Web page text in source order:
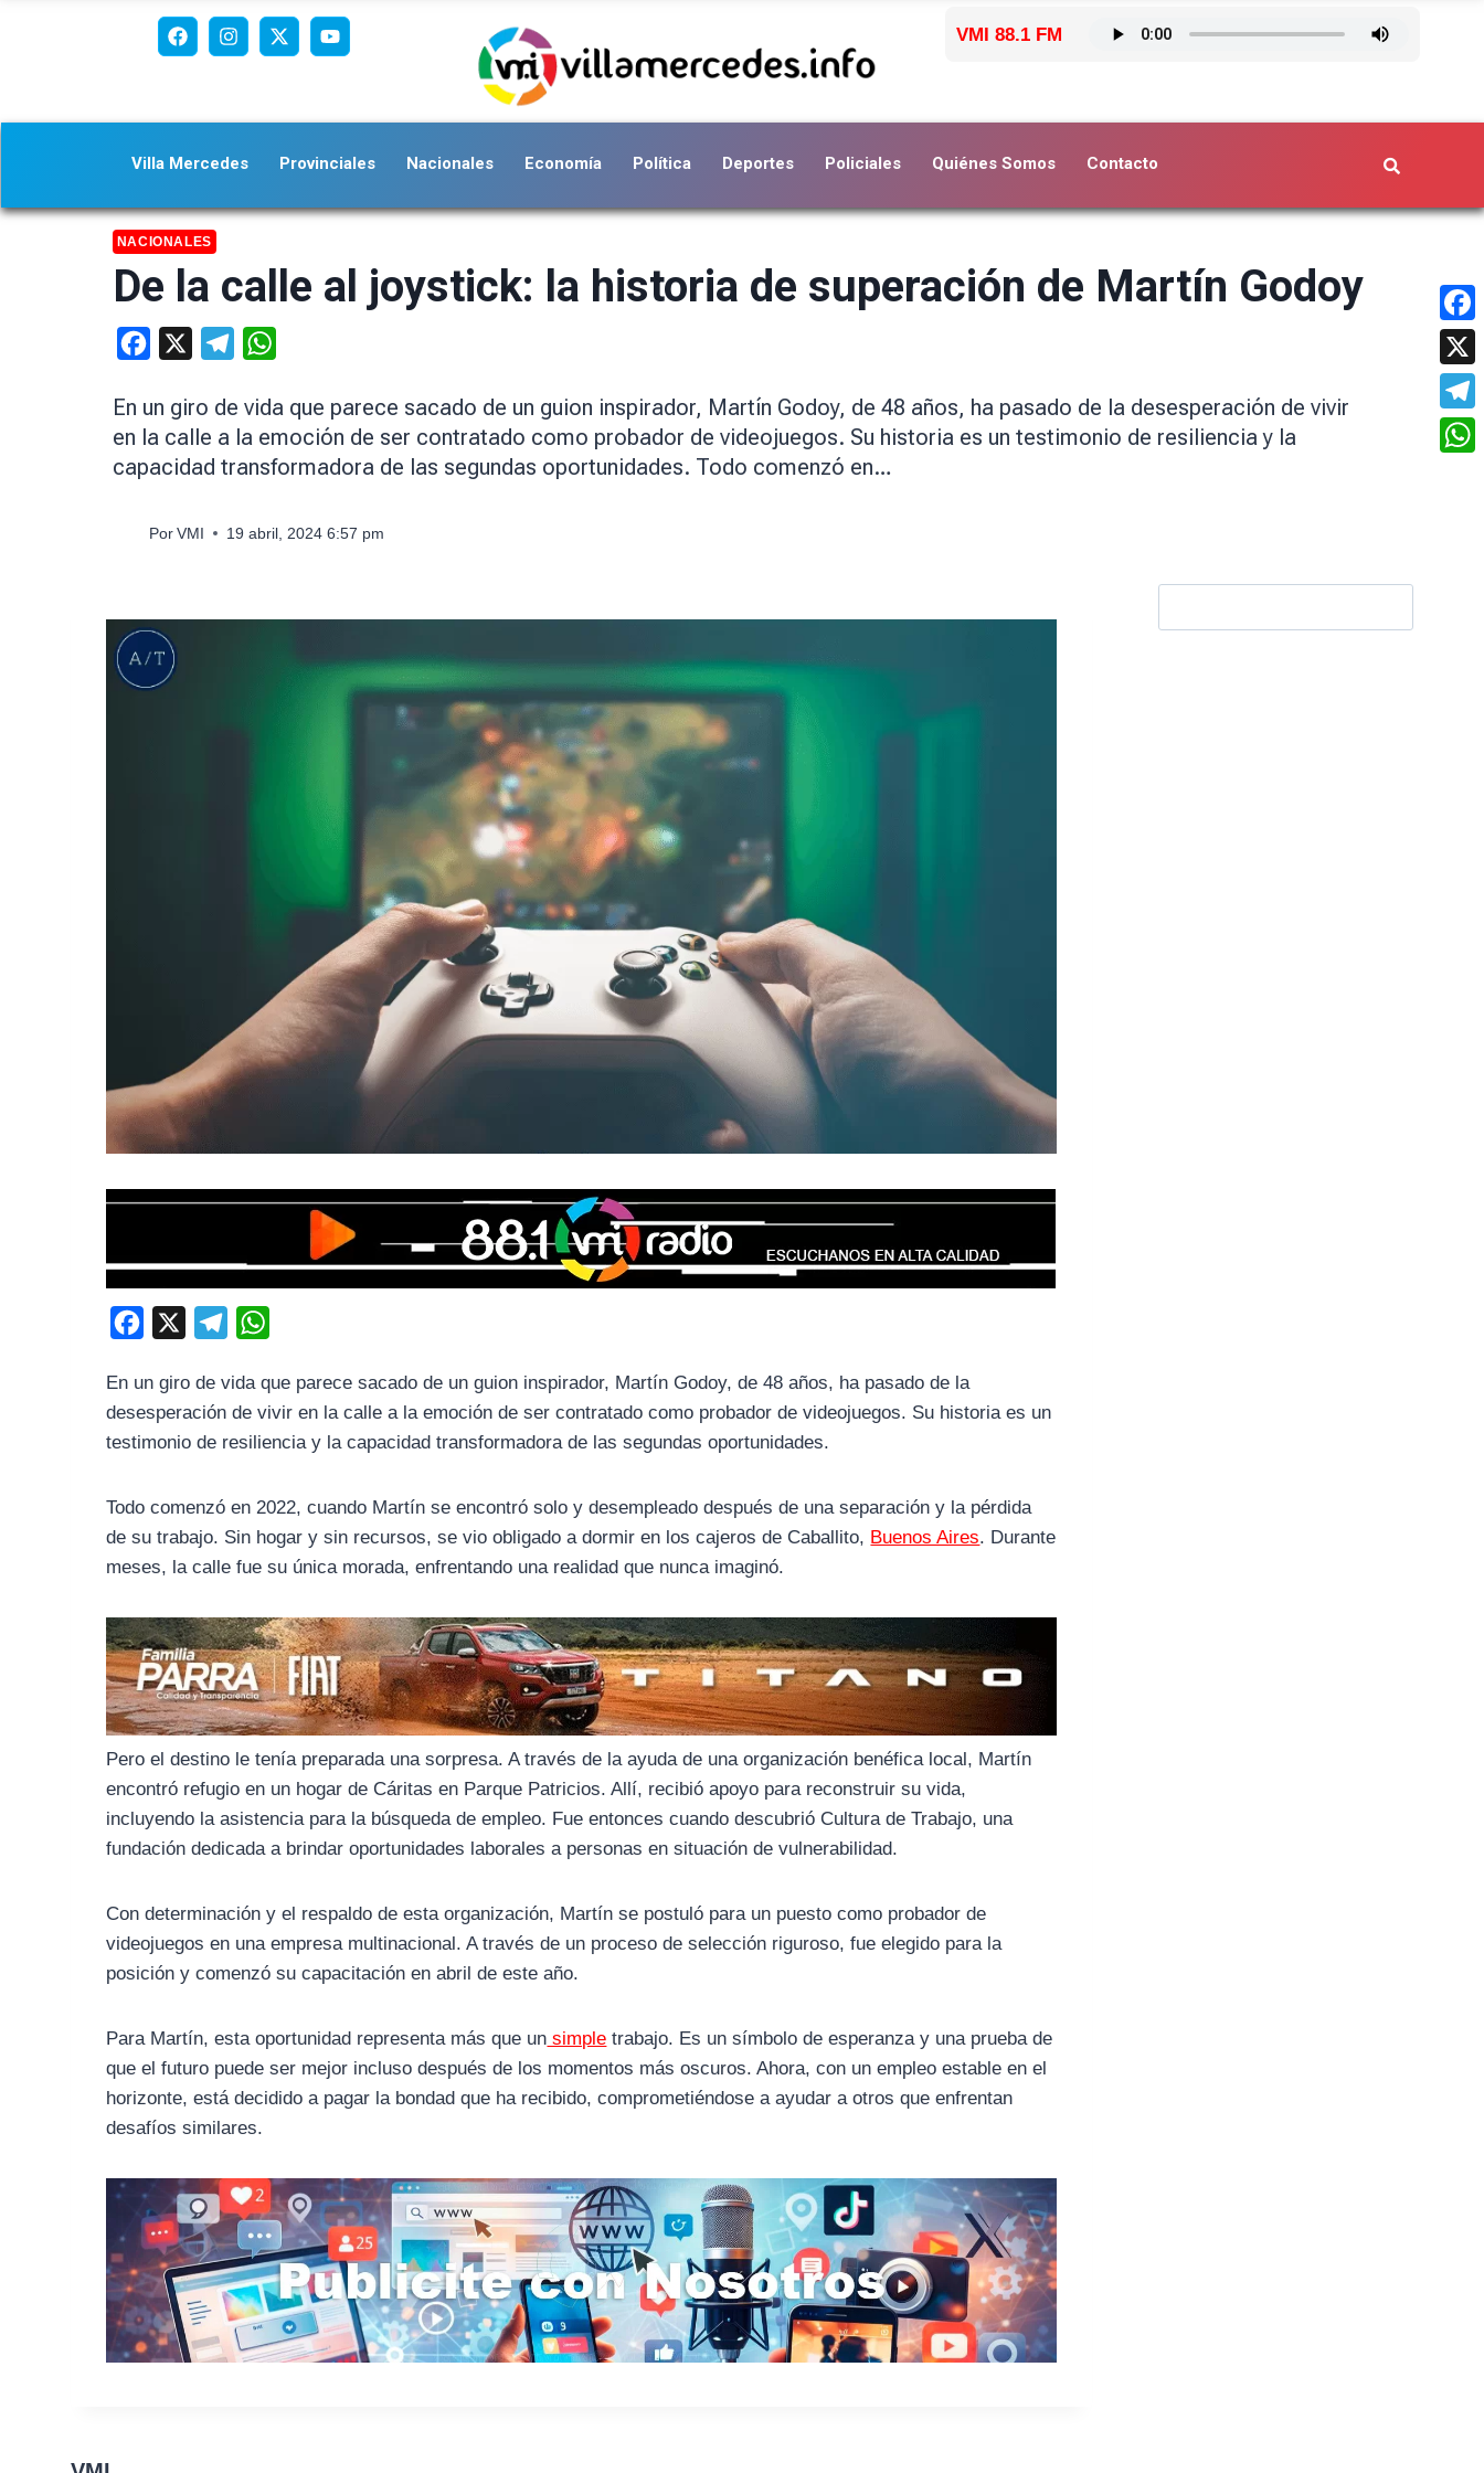
VMI 88.1 FM
Villa Mercedes Provinciales Nacionales Economía Política Deportes Policiales Quiénes Somos Contacto
NACIONALES
De la calle al joystick: la historia de superación de Martín Godoy
Facebook Telegram
En un giro de vida que parece sacado de un guion inspirador, Martín Godoy, de 48 años, ha pasado de la desesperación de vivir
en la calle a la emoción de ser contratado como probador de videojuegos. Su historia es un testimonio de resiliencia y la
capacidad transformadora de las segundas oportunidades. Todo comenzó en…
Por VMI 19 abril, 2024 6:57 pm
c
e
b
l
e
g
a
t
s
p
En un giro de vida que parece sacado de un guion inspirador, Martín Godoy, de 48 años, ha pasado de la
desesperación de vivir en la calle a la emoción de ser contratado como probador de videojuegos. Su historia es un
testimonio de resiliencia y la capacidad transformadora de las segundas oportunidades.
Todo comenzó en 2022, cuando Martín se encontró solo y desempleado después de una separación y la pérdida
de su trabajo. Sin hogar y sin recursos, se vio obligado a dormir en los cajeros de Caballito, Buenos Aires. Durante
meses, la calle fue su única morada, enfrentando una realidad que nunca imaginó.
Pero el destino le tenía preparada una sorpresa. A través de la ayuda de una organización benéfica local, Martín
encontró refugio en un hogar de Cáritas en Parque Patricios. Allí, recibió apoyo para reconstruir su vida,
incluyendo la asistencia para la búsqueda de empleo. Fue entonces cuando descubrió Cultura de Trabajo, una
fundación dedicada a brindar oportunidades laborales a personas en situación de vulnerabilidad.
Con determinación y el respaldo de esta organización, Martín se postuló para un puesto como probador de
videojuegos en una empresa multinacional. A través de un proceso de selección riguroso, fue elegido para la
posición y comenzó su capacitación en abril de este año.
Para Martín, esta oportunidad representa más que un simple trabajo. Es un símbolo de esperanza y una prueba de
que el futuro puede ser mejor incluso después de los momentos más oscuros. Ahora, con un empleo estable en el
horizonte, está decidido a pagar la bondad que ha recibido, comprometiéndose a ayudar a otros que enfrentan
desafíos similares.
X